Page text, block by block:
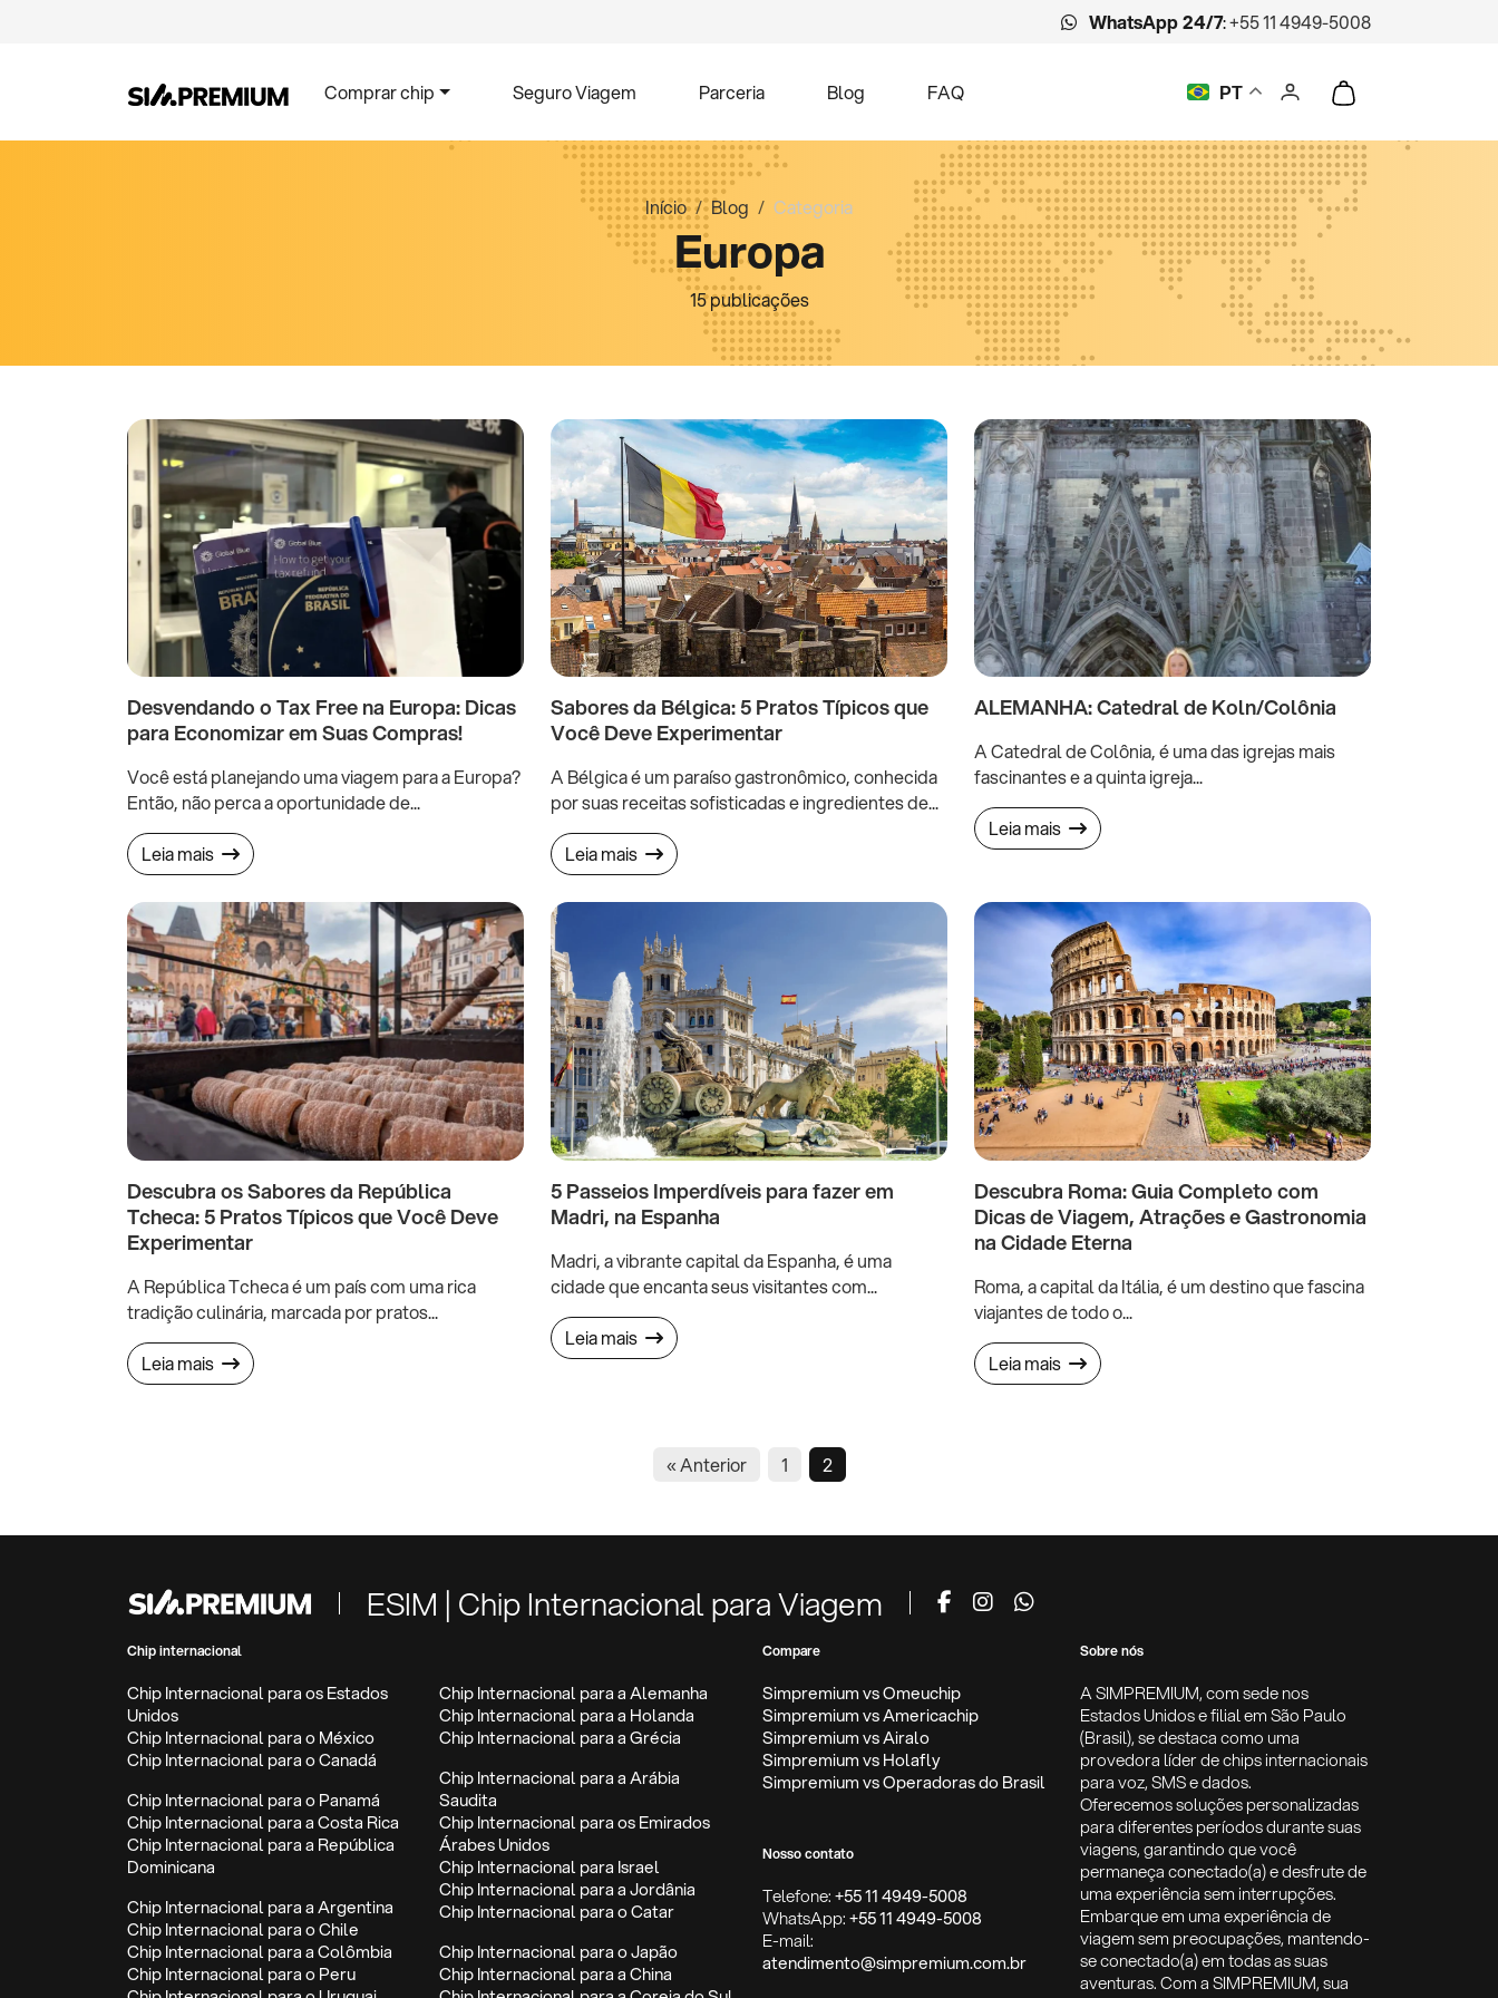
WhatsApp 24/7:+55 11 4949-5008
Comprar chip Seguro Viagem Parceria Blog FAQ PT
Início Blog Categoria
Europa
15 publicações
Desvendando o Tax Free na Europa: Dicas
para Economizar em Suas Compras!
Você está planejando uma viagem para a Europa?
Então, não perca a oportunidade de...
Leia mais
Sabores da Bélgica: 5 Pratos Típicos que
Você Deve Experimentar
A Bélgica é um paraíso gastronômico, conhecida
por suas receitas sofisticadas e ingredientes de...
Leia mais
ALEMANHA: Catedral de Koln/Colônia
A Catedral de Colônia, é uma das igrejas mais
fascinantes e a quinta igreja...
Leia mais
Descubra os Sabores da República
Tcheca: 5 Pratos Típicos que Você Deve
Experimentar
A República Tcheca é um país com uma rica
tradição culinária, marcada por pratos...
Leia mais
5 Passeios Imperdíveis para fazer em
Madri, na Espanha
Madri, a vibrante capital da Espanha, é uma
cidade que encanta seus visitantes com...
Leia mais
Descubra Roma: Guia Completo com
Dicas de Viagem, Atrações e Gastronomia
na Cidade Eterna
Roma, a capital da Itália, é um destino que fascina
viajantes de todo o...
Leia mais
« Anterior 1 2
ESIM | Chip Internacional para Viagem
Chip internacional
Chip Internacional para os Estados
Unidos
Chip Internacional para o México
Chip Internacional para o Canadá
Chip Internacional para o Panamá
Chip Internacional para a Costa Rica
Chip Internacional para a República
Dominicana
Chip Internacional para a Argentina
Chip Internacional para o Chile
Chip Internacional para a Colômbia
Chip Internacional para o Peru
Chip Internacional para a Alemanha
Chip Internacional para a Holanda
Chip Internacional para a Grécia
Chip Internacional para a Arábia
Saudita
Chip Internacional para os Emirados
Árabes Unidos
Chip Internacional para Israel
Chip Internacional para a Jordânia
Chip Internacional para o Catar
Chip Internacional para o Japão
Chip Internacional para a China
Compare
Simpremium vs Omeuchip
Simpremium vs Americachip
Simpremium vs Airalo
Simpremium vs Holafly
Simpremium vs Operadoras do Brasil
Nosso contato
Telefone:+55 11 4949-5008
WhatsApp:+55 11 4949-5008
E-mail:
atendimento@simpremium.com.br
Sobre nós
A SIMPREMIUM, com sede nos
Estados Unidos e filial em São Paulo
(Brasil), se destaca como uma
provedora líder de chips internacionais
para voz, SMS e dados.
Oferecemos soluções personalizadas
para diferentes períodos durante suas
viagens, garantindo que você
permaneça conectado(a) e desfrute de
uma experiência sem interrupções.
Embarque em uma experiência de
viagem sem preocupações, mantendo-
se conectado(a) em todas as suas
aventuras. Com a SIMPREMIUM, sua